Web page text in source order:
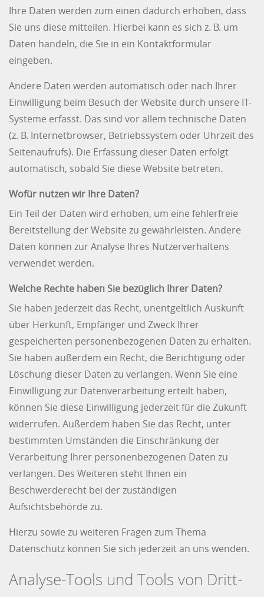
Ihre Daten werden zum einen dadurch erhoben, dass
Sie uns diese mitteilen. Hierbei kann es sich z. B. um
Daten handeln, die Sie in ein Kontaktformular
eingeben.
Andere Daten werden automatisch oder nach Ihrer
Einwilligung beim Besuch der Website durch unsere IT-
Systeme erfasst. Das sind vor allem technische Daten
(z. B. Internetbrowser, Betriebssystem oder Uhrzeit des
Seitenaufrufs). Die Erfassung dieser Daten erfolgt
automatisch, sobald Sie diese Website betreten.
Wofür nutzen wir Ihre Daten?
Ein Teil der Daten wird erhoben, um eine fehlerfreie
Bereitstellung der Website zu gewährleisten. Andere
Daten können zur Analyse Ihres Nutzerverhaltens
verwendet werden.
Welche Rechte haben Sie bezüglich Ihrer Daten?
Sie haben jederzeit das Recht, unentgeltlich Auskunft
über Herkunft, Empfänger und Zweck Ihrer
gespeicherten personenbezogenen Daten zu erhalten.
Sie haben außerdem ein Recht, die Berichtigung oder
Löschung dieser Daten zu verlangen. Wenn Sie eine
Einwilligung zur Datenverarbeitung erteilt haben,
können Sie diese Einwilligung jederzeit für die Zukunft
widerrufen. Außerdem haben Sie das Recht, unter
bestimmten Umständen die Einschränkung der
Verarbeitung Ihrer personenbezogenen Daten zu
verlangen. Des Weiteren steht Ihnen ein
Beschwerderecht bei der zuständigen
Aufsichtsbehörde zu.
Hierzu sowie zu weiteren Fragen zum Thema
Datenschutz können Sie sich jederzeit an uns wenden.
Analyse-Tools und Tools von Dritt­